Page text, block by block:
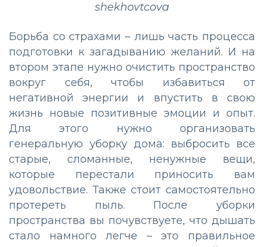
shekhovtcova
Борьба со страхами – лишь часть процесса
подготовки к загадыванию желаний. И на
втором этапе нужно очистить пространство
вокруг себя, чтобы избавиться от
негативной энергии и впустить в свою
жизнь новые позитивные эмоции и опыт.
Для этого нужно организовать
генеральную уборку дома: выбросить все
старые, сломанные, ненужные вещи,
которые перестали приносить вам
удовольствие. Также стоит самостоятельно
протереть пыль. После уборки
пространства вы почувствуете, что дышать
стало намного легче – это правильное